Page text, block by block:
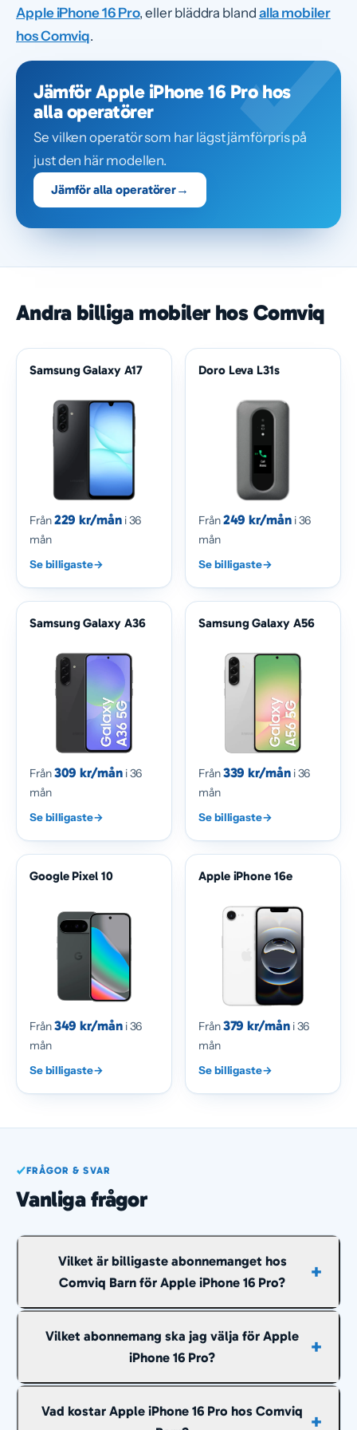
Apple iPhone 16 Pro, eller bläddra bland alla mobiler
hos Comviq.
Jämför Apple iPhone 16 Pro hos
alla operatörer
Se vilken operatör som har lägst jämförpris på
just den här modellen.
Jämför alla operatörer→
Andra billiga mobiler hos Comviq
Samsung Galaxy A17
Från229 kr/måni 36
mån
Se billigaste→
Doro Leva L31s
Från249 kr/måni 36
mån
Se billigaste→
Samsung Galaxy A36
Från309 kr/måni 36
mån
Se billigaste→
Samsung Galaxy A56
Från339 kr/måni 36
mån
Se billigaste→
Google Pixel 10
Från349 kr/måni 36
mån
Se billigaste→
Apple iPhone 16e
Från379 kr/måni 36
mån
Se billigaste→
FRÅGOR & SVAR
Vanliga frågor
Vilket är billigaste abonnemanget hos
Comviq Barn för Apple iPhone 16 Pro?
hela avbetalningstiden, med 14 GB och fria samtal
och sms inom Sverige.
Vilket abonnemang ska jag välja för Apple
iPhone 16 Pro?
abonnemangen ovan, så det du behöver
Vad kostar Apple iPhone 16 Pro hos Comviq